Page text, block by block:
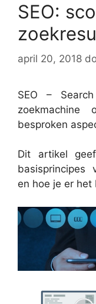
SEO:
april 20, 2018
SEO –
besproken
Dit artikel
basisprincipes
en hoe je er het